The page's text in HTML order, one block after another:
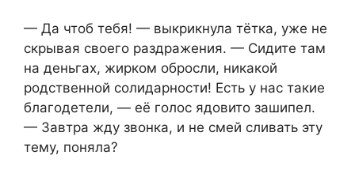
— Да чтоб тебя! — выкрикнула тётка, уже не
скрывая своего раздражения. — Сидите там
на деньгах, жирком обросли, никакой
родственной солидарности! Есть у нас такие
благодетели, — её голос ядовито зашипел.
— Завтра жду звонка, и не смей сливать эту
тему, поняла?